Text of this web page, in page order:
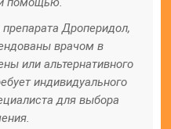
Дроперидол,
врачом в
или альтернативного
индивидуального
для выбора